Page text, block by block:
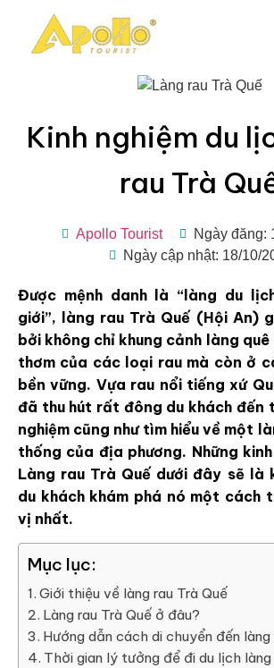
Kinh nghiệm du
rau Trà
Apollo Tourist
Ngày đăng:
Ngày cập nhật: 18/10/
Được mệnh danh là “làng du
giới”, làng rau Trà Quế (Hội An)
bởi không chỉ khung cảnh làng quê
thơm của các loại rau mà còn ở
bền vững. Vựa rau nổi tiếng xứ
đã thu hút rất đông du khách đến
nghiệm cũng như tìm hiểu về một
thống của địa phương. Những
Làng rau Trà Quế dưới đây sẽ là
du khách khám phá nó một cách
vị nhất.
Mục lục:
Giới thiệu về làng rau Trà Quế
Làng rau Trà Quế ở đâu?
Hướng dẫn cách di chuyển đến làng
Thời gian lý tưởng để đi du lịch làng